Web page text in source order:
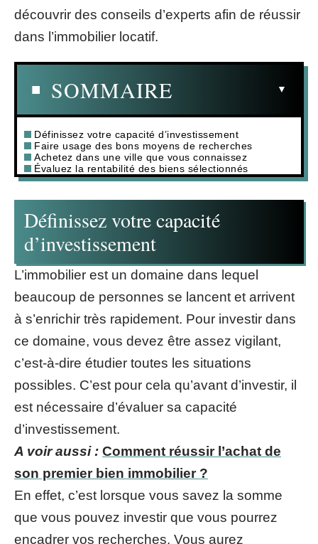
découvrir des conseils d’experts afin de réussir
dans l’immobilier locatif.
SOMMAIRE
Définissez votre capacité d’investissement
Faire usage des bons moyens de recherches
Achetez dans une ville que vous connaissez
Évaluez la rentabilité des biens sélectionnés
Définissez votre capacité
d’investissement
L’immobilier est un domaine dans lequel
beaucoup de personnes se lancent et arrivent
à s’enrichir très rapidement. Pour investir dans
ce domaine, vous devez être assez vigilant,
c’est-à-dire étudier toutes les situations
possibles. C’est pour cela qu’avant d’investir, il
est nécessaire d’évaluer sa capacité
d’investissement.
A voir aussi : Comment réussir l’achat de
son premier bien immobilier ?
En effet, c’est lorsque vous savez la somme
que vous pouvez investir que vous pourrez
encadrer vos recherches. Vous aurez